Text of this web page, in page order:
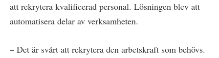
att rekrytera kvalificerad personal. Lösningen blev att
automatisera delar av verksamheten.
– Det är svårt att rekrytera den arbetskraft som behövs.